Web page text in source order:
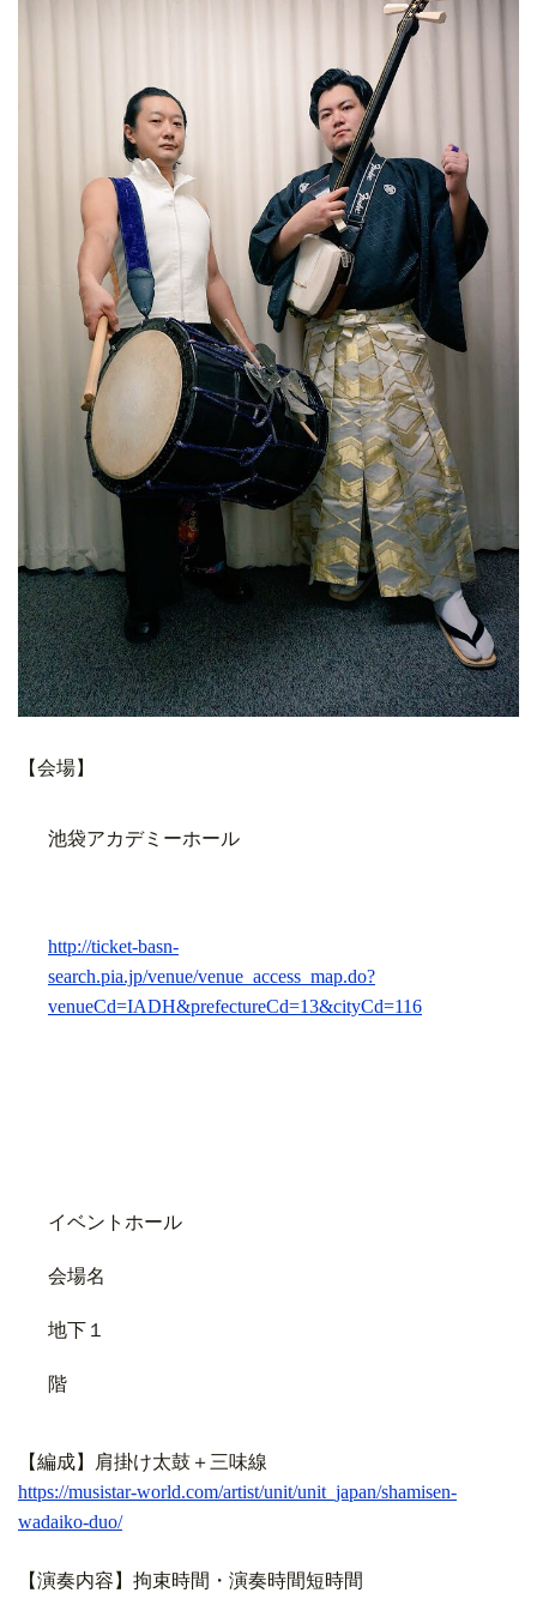
【会場】
池袋アカデミーホール
http://ticket-basn-
search.pia.jp/venue/venue_access_map.do?
venueCd=IADH&prefectureCd=13&cityCd=116
イベントホール
会場名
地下１
階
【編成】肩掛け太鼓＋三味線
https://musistar-world.com/artist/unit/unit_japan/shamisen-
wadaiko-duo/
【演奏内容】拘束時間・演奏時間短時間